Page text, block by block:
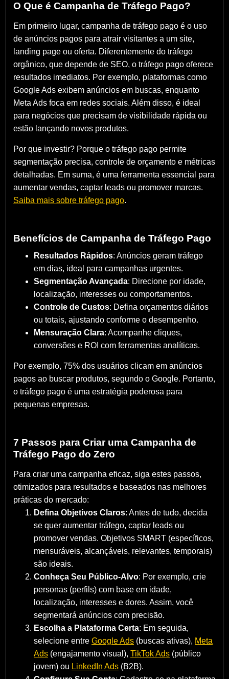
O Que é Campanha de Tráfego Pago?
Em primeiro lugar, campanha de tráfego pago é o uso
de anúncios pagos para atrair visitantes a um site,
landing page ou oferta. Diferentemente do tráfego
orgânico, que depende de SEO, o tráfego pago oferece
resultados imediatos. Por exemplo, plataformas como
Google Ads exibem anúncios em buscas, enquanto
Meta Ads foca em redes sociais. Além disso, é ideal
para negócios que precisam de visibilidade rápida ou
estão lançando novos produtos.
Por que investir? Porque o tráfego pago permite
segmentação precisa, controle de orçamento e métricas
detalhadas. Em suma, é uma ferramenta essencial para
aumentar vendas, captar leads ou promover marcas.
Saiba mais sobre tráfego pago.
Benefícios de Campanha de Tráfego Pago
Resultados Rápidos: Anúncios geram tráfego
em dias, ideal para campanhas urgentes.
Segmentação Avançada: Direcione por idade,
localização, interesses ou comportamentos.
Controle de Custos: Defina orçamentos diários
ou totais, ajustando conforme o desempenho.
Mensuração Clara: Acompanhe cliques,
conversões e ROI com ferramentas analíticas.
Por exemplo, 75% dos usuários clicam em anúncios
pagos ao buscar produtos, segundo o Google. Portanto,
o tráfego pago é uma estratégia poderosa para
pequenas empresas.
7 Passos para Criar uma Campanha de
Tráfego Pago do Zero
Para criar uma campanha eficaz, siga estes passos,
otimizados para resultados e baseados nas melhores
práticas do mercado:
Defina Objetivos Claros: Antes de tudo, decida
se quer aumentar tráfego, captar leads ou
promover vendas. Objetivos SMART (específicos,
mensuráveis, alcançáveis, relevantes, temporais)
são ideais.
Conheça Seu Público-Alvo: Por exemplo, crie
personas (perfils) com base em idade,
localização, interesses e dores. Assim, você
segmentará anúncios com precisão.
Escolha a Plataforma Certa: Em seguida,
selecione entre Google Ads (buscas ativas), Meta
Ads (engajamento visual), TikTok Ads (público
jovem) ou LinkedIn Ads (B2B).